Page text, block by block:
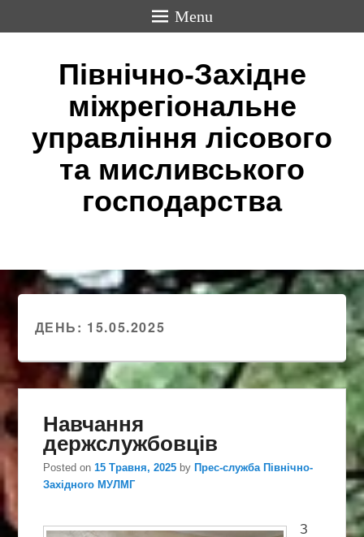
Menu
Північно-Західне
міжрегіональне
управління лісового
та мисливського
господарства
ДЕНЬ: 15.05.2025
Навчання
держслужбовців
Posted on15 Травня, 2025 by Прес-служба Північно-
Західного МУЛМГ
З